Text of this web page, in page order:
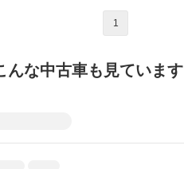
1
んな中古車も見ています